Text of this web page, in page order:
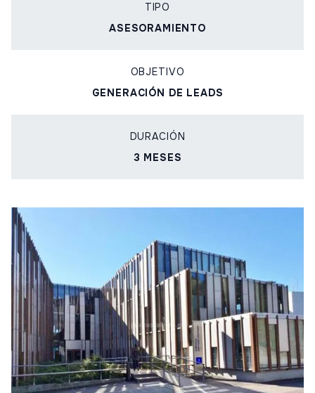
TIPO
ASESORAMIENTO
OBJETIVO
GENERACIÓN DE LEADS
DURACIÓN
3 MESES